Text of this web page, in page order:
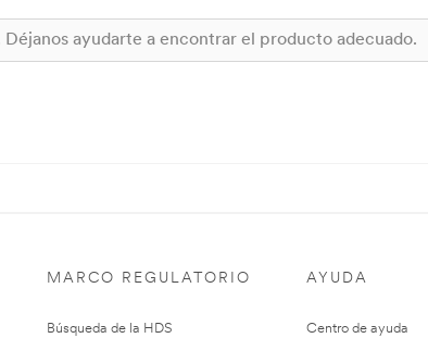
MARCO REGULATORIO
Búsqueda de la HDS
AYUDA
Centro de ayuda